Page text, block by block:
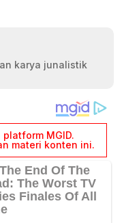
karya junalistik